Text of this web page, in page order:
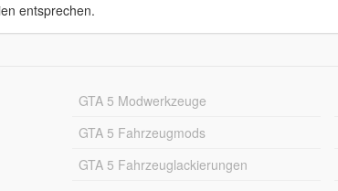
entsprechen.
GTA 5 Modwerkzeuge
GTA 5 Fahrzeugmods
GTA 5 Fahrzeuglackierungen